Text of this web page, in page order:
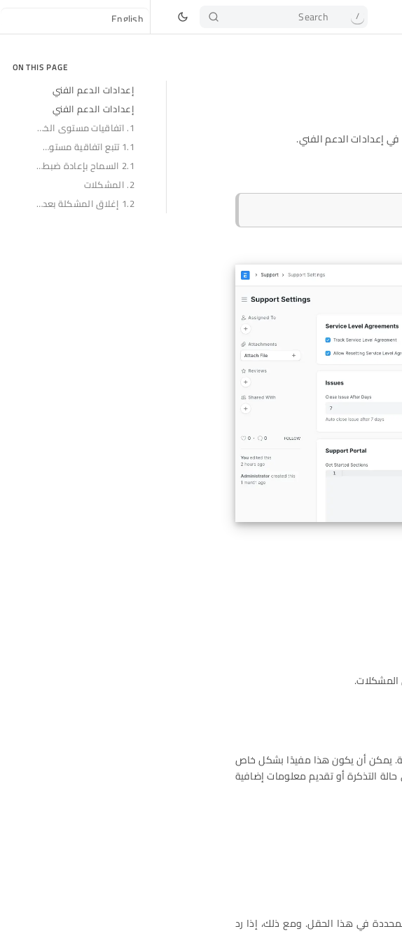
Search /
في إعدادات الدعم الفني.
يمكن أن يكون هذا مفيدًا بشكل خاص
التذكرة أو تقديم معلومات إضافية
في هذا الحقل. ومع ذلك، إذا رد
ON THIS PAGE
إعدادات الدعم الفني
إعدادات الدعم الفني
1. اتفاقيات مستوى الخدمة
1.1 تتبع اتفاقية مستوى الخدمة
2.1 السماح بإعادة ضبط اتفاقية مستوى الخدمة
2. المشكلات
1.2 إغلاق المشكلة بعد أيام